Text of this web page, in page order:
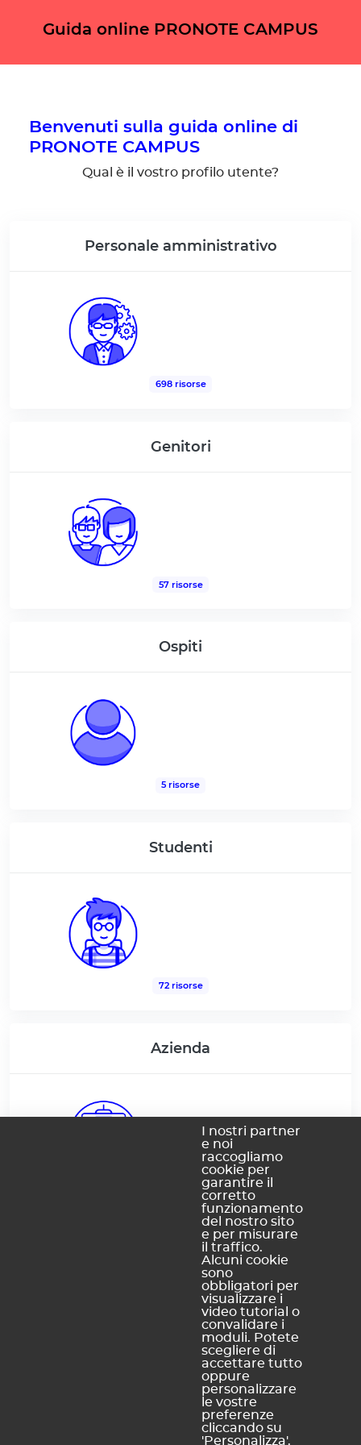
Guida online PRONOTE CAMPUS
Benvenuti sulla guida online di
PRONOTE CAMPUS
Qual è il vostro profilo utente?
Personale amministrativo
698 risorse
Genitori
57 risorse
Ospiti
5 risorse
Studenti
72 risorse
Azienda
50 risorse
Docente
143 risorse
I nostri partner
e noi
raccogliamo
cookie per
garantire il
corretto
funzionamento
del nostro sito
e per misurare
il traffico.
Alcuni cookie
sono
obbligatori per
visualizzare i
video tutorial o
convalidare i
moduli. Potete
scegliere di
accettare tutto
oppure
personalizzare
le vostre
preferenze
cliccando su
'Personalizza'.